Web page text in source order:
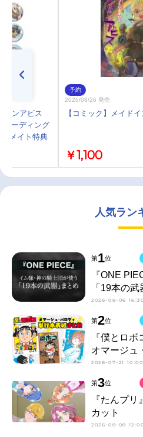
インアビス
レーディング
メイト特典
予約
2026/08/26 発売
【コミック】メイド
￥1,100
人気ラン
第1位
『ONE
「19本の
2026-08-06 16:30
第2位
『僕とロ
オマージュ
2026-07-21 10:00
第3位
『たんプ
カット
2026-08-08 12:00